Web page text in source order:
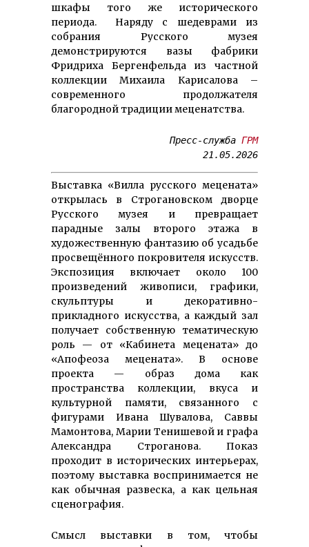
шкафы того же исторического
периода. Наряду с шедеврами из
собрания Русского музея
демонстрируются вазы фабрики
Фридриха Бергенфельда из частной
коллекции Михаила Карисалова –
современного продолжателя
благородной традиции меценатства.
Пресс-служба ГРМ
Выставка «Вилла русского мецената»
открылась в Строгановском дворце
Русского музея и превращает
парадные залы второго этажа в
художественную фантазию об усадьбе
просвещённого покровителя искусств.
Экспозиция включает около 100
произведений живописи, графики,
скульптуры и декоративно-
прикладного искусства, а каждый зал
получает собственную тематическую
роль — от «Кабинета мецената» до
«Апофеоза мецената». В основе
проекта — образ дома как
пространства коллекции, вкуса и
культурной памяти, связанного с
фигурами Ивана Шувалова, Саввы
Мамонтова, Марии Тенишевой и графа
Александра Строганова. Показ
проходит в исторических интерьерах,
поэтому выставка воспринимается не
как обычная развеска, а как цельная
сценография.
Смысл выставки в том, чтобы